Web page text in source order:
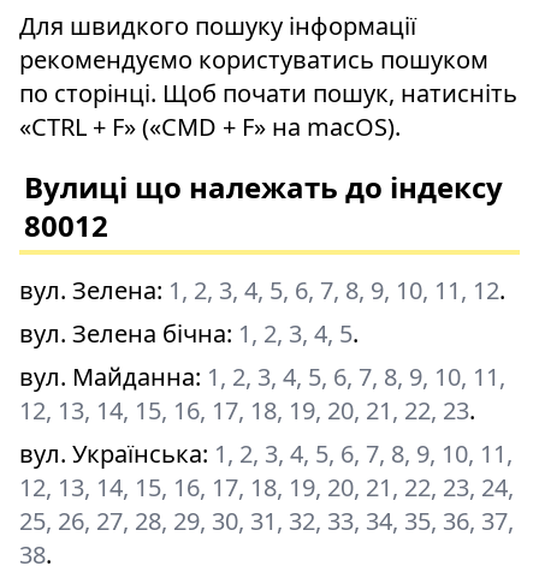
Для швидкого пошуку інформації
рекомендуємо користуватись пошуком
по сторінці. Щоб почати пошук, натисніть
«CTRL + F» («CMD + F» на macOS).
Вулиці що належать до індексу
80012
вул. Зелена: 1, 2, 3, 4, 5, 6, 7, 8, 9, 10, 11, 12.
вул. Зелена бічна: 1, 2, 3, 4, 5.
вул. Майданна: 1, 2, 3, 4, 5, 6, 7, 8, 9, 10, 11,
12, 13, 14, 15, 16, 17, 18, 19, 20, 21, 22, 23.
вул. Українська: 1, 2, 3, 4, 5, 6, 7, 8, 9, 10, 11,
12, 13, 14, 15, 16, 17, 18, 19, 20, 21, 22, 23, 24,
25, 26, 27, 28, 29, 30, 31, 32, 33, 34, 35, 36, 37,
38.